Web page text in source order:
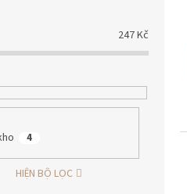
247Kč
4
HIỆN BỘ LỌC